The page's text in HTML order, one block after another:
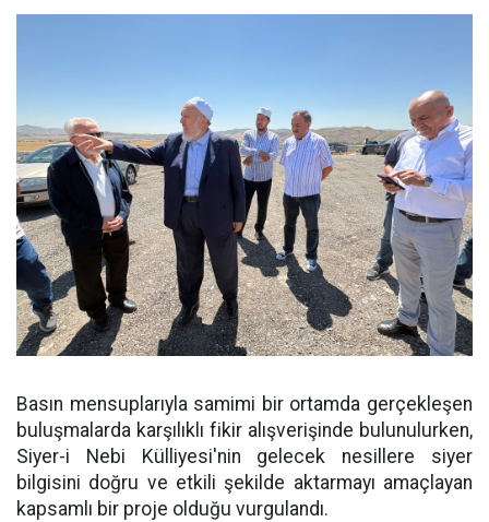
Basın mensuplarıyla samimi bir ortamda gerçekleşen
buluşmalarda karşılıklı fikir alışverişinde bulunulurken,
Siyer-i Nebi Külliyesi'nin gelecek nesillere siyer
bilgisini doğru ve etkili şekilde aktarmayı amaçlayan
kapsamlı bir proje olduğu vurgulandı.